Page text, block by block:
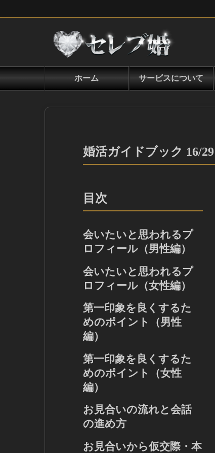
ホーム サービスについて
婚活ガイドブック 16/29
目次
会いたいと思われるプ
ロフィール（男性編）
婚活におけるプロフィール
とは
人の心を捉える笑顔の写真
お写真の大きさやポーズ
お写真のポイント
趣味や休日の過ごし方
お相手への希望
会いたいと思われるプ
ロフィール（女性編）
婚活におけるプロフィール
とは
人の心を捉える笑顔の写真
お写真の大きさやポーズ
お写真のポイント
趣味や休日の過ごし方
自己紹介の書き方
第一印象を良くするた
めのポイント（男性
編）
「清潔感」と「誠実さ」が
大切
お見合いでの表情と声のポ
イント
お話しをする時のポイント
服装、髪型、爪、髭のポイ
ント
第一印象を良くするた
めのポイント（女性
編）
表情、声、姿勢のポイント
お話しをする時のポイント
メイクや髪型のポイント
お見合いの流れと会話
の進め方
お見合い成立後の準備
お見合いから仮交際・本